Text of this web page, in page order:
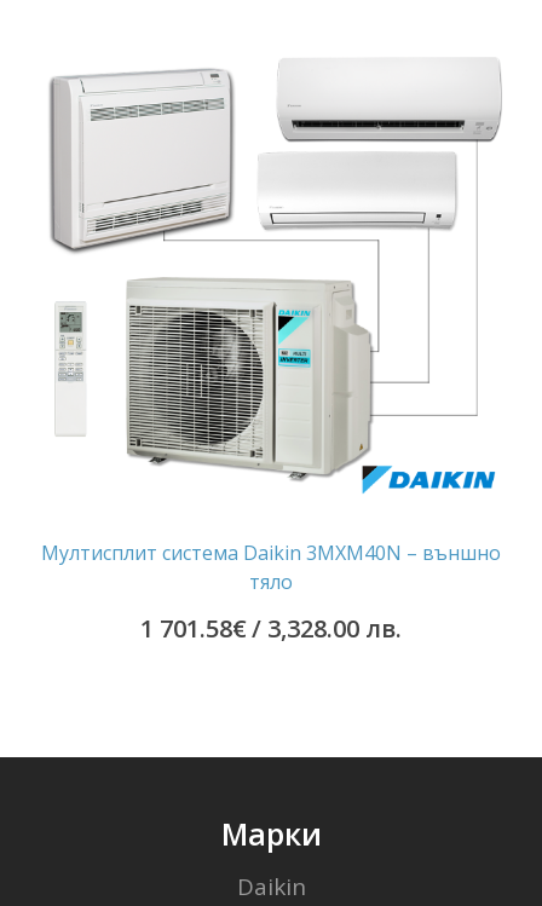
Мултисплит система Daikin 3MXM40N – външно
тяло
1 701.58€/ 3,328.00 лв.
Марки
Daikin